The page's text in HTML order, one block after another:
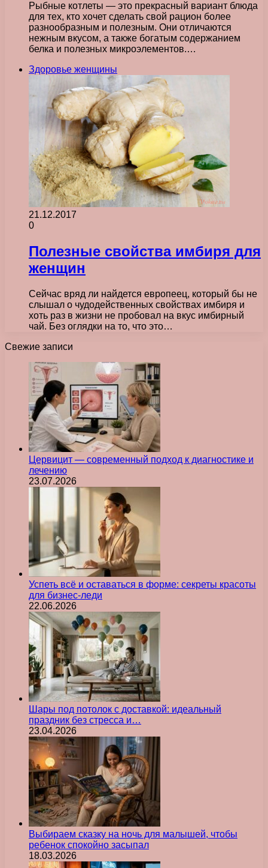
Рыбные котлеты — это прекрасный вариант блюда
для тех, кто хочет сделать свой рацион более
разнообразным и полезным. Они отличаются
нежным вкусом, а также богатым содержанием
белка и полезных микроэлементов.…
Здоровье женщины
21.12.2017
0
Полезные свойства имбиря для
женщин
Сейчас вряд ли найдется европеец, который бы не
слышал о чудодейственных свойствах имбиря и
хоть раз в жизни не пробовал на вкус имбирный
чай. Без оглядки на то, что это…
Свежие записи
Цервицит — современный подход к диагностике и
лечению
23.07.2026
Успеть всё и оставаться в форме: секреты красоты
для бизнес-леди
22.06.2026
Шары под потолок с доставкой: идеальный
праздник без стресса и…
23.04.2026
Выбираем сказку на ночь для малышей, чтобы
ребенок спокойно засыпал
18.03.2026